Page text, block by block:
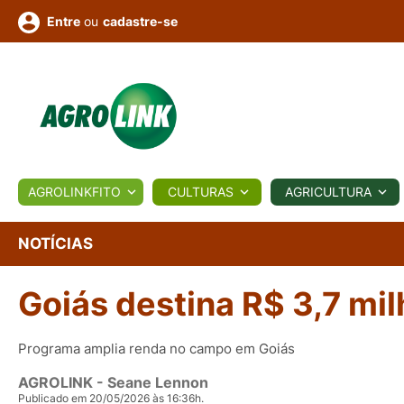
BIOLÓGICOS COTAÇÕES NOTÍCIAS
Conversor Colunistas Eventos
Fotos
e
Vídeos
Entre ou cadastre-se
AGROLINKFITO CULTURAS AGRICULTURA
NOTÍCIAS
Goiás destina R$ 3,7
Programa amplia renda no campo em Goiás
AGROLINK - Seane Lennon
Publicado em 20/05/2026 às 16:36h.